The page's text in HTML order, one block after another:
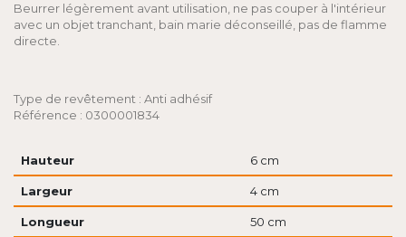
Beurrer légèrement avant utilisation, ne pas couper à l'intérieur
avec un objet tranchant, bain marie déconseillé, pas de flamme
directe.
Type de revêtement : Anti adhésif
Référence : 0300001834
Hauteur 6 cm
Largeur 4 cm
Longueur 50 cm